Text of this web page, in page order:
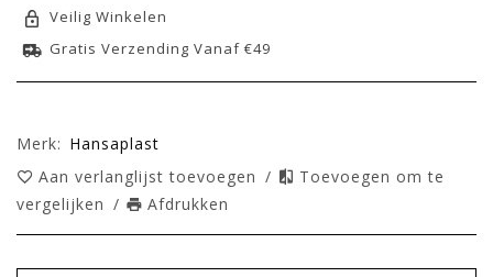
Veilig Winkelen
Gratis Verzending Vanaf €49
Merk: Hansaplast
Aan verlanglijst toevoegen /
Toevoegen om te
vergelijken / Afdrukken